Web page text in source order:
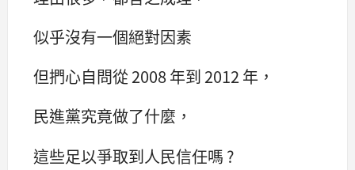
似乎沒有一個絕對因素
但捫心自問從 2008 年到 2012 年，
民進黨究竟做了什麼，
這些足以爭取到人民信任嗎 ?